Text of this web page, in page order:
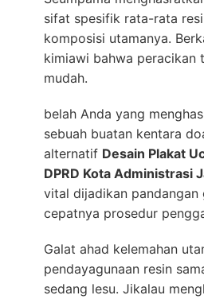
sifat spesifik rata-rata
komposisi utamanya.
kimiawi bahwa peracikan
mudah.
belah Anda yang
sebuah buatan kentara
alternatif Desain Plakat
DPRD Kota Administrasi
vital dijadikan
cepatnya prosedur
Galat ahad kelemahan
pendayagunaan resin
sedang lesu. Jikalau